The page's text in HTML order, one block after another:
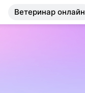
Ветеринар онлайн